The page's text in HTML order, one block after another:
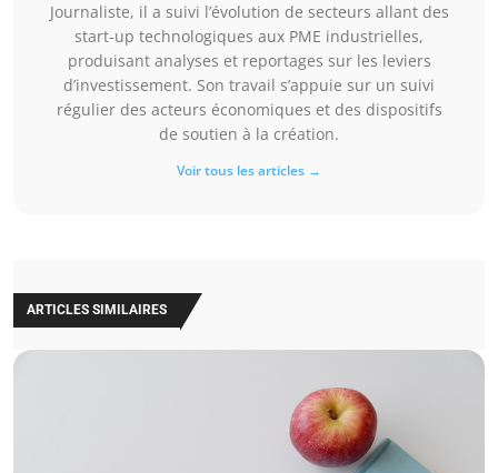
Journaliste, il a suivi l’évolution de secteurs allant des
start-up technologiques aux PME industrielles,
produisant analyses et reportages sur les leviers
d’investissement. Son travail s’appuie sur un suivi
régulier des acteurs économiques et des dispositifs
de soutien à la création.
Voir tous les articles →
ARTICLES SIMILAIRES